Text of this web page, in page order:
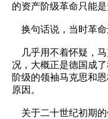
的资产阶级革命只能
换句话说，当时革
几乎用不着怀疑，马
况，大概正是德国成
阶级的领袖马克思和
原因。
关于二十世纪初期的